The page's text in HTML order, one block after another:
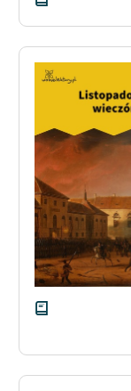
Feministyczne
skandynawskiej
feministycznej
Ręce pełne poezji
Kolekcje
twórców
do domeny
lektur szkolnych
Starego
Odkurzamy
Szkoła Poezji
O nas